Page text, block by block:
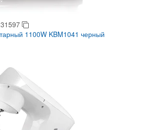
1100W KBM1041 черный